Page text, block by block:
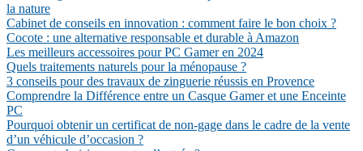
la nature
Cabinet de conseils en innovation : comment faire le bon choix ?
Cocote : une alternative responsable et durable à Amazon
Les meilleurs accessoires pour PC Gamer en 2024
Quels traitements naturels pour la ménopause ?
3 conseils pour des travaux de zinguerie réussis en Provence
Comprendre la Différence entre un Casque Gamer et une Enceinte
PC
Pourquoi obtenir un certificat de non-gage dans le cadre de la vente
d’un véhicule d’occasion ?